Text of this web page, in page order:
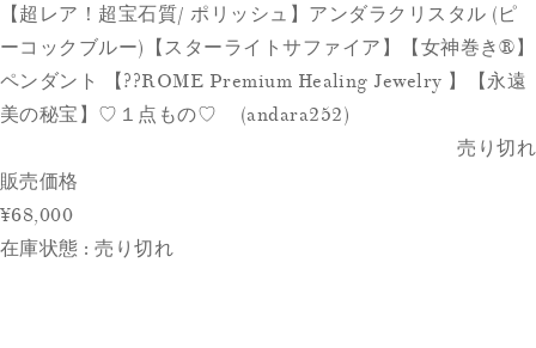
【超レア！超宝石質/ ポリッシュ】アンダラクリスタル (ピ
ーコックブルー)【スターライトサファイア】【女神巻き®】
ペンダント 【??ROME Premium Healing Jewelry 】【永遠
美の秘宝】♡１点もの♡ (andara252)
売り切れ
販売価格
¥68,000
在庫状態 : 売り切れ